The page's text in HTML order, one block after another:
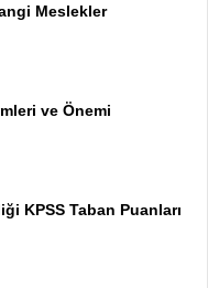
Meslekler
ve Önemi
KPSS Taban Puanları